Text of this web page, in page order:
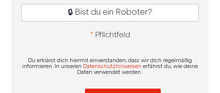
🔒 Bist du ein Roboter?
* Pflichtfeld
Du erklärst dich hiermit einverstanden, dass wir dich regelmäßig
informieren. In unseren Datenschutzhinweisen erfährst du, wie deine
Daten verwendet werden.